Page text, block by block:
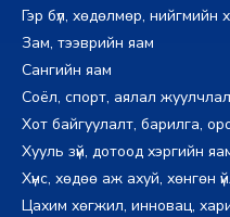
Гэр бүл, хөдөлмөр, нийгмийн
Зам, тээврийн яам
Сангийн яам
Соёл, спорт, аялал
Хот байгуулалт, барилга,
Хууль зүй, дотоод хэргийн
Хүнс, хөдөө аж ахуй, хөнгөн
Цахим хөгжил, инновац,